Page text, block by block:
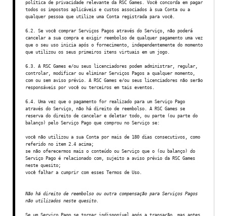
política de privacidade relevante da RSC Games. Você concorda em pagar
todos os impostos aplicáveis e custos associados à sua Conta ou a
qualquer pessoa que utilize uma Conta registrada para você.
6.2. Se você comprar Serviços Pagos através do Serviço, não poderá
cancelar a sua compra e exigir reembolso de qualquer pagamento uma vez
que o seu uso inicia após o fornecimento, independentemente do momento
que utilizou os seus primeiros itens virtuais em um jogo.
6.3. A RSC Games e/ou seus licenciadores podem administrar, regular,
controlar, modificar ou eliminar Serviços Pagos a qualquer momento,
com ou sem aviso prévio. A RSC Games e/ou seus licenciadores não serão
responsáveis por você ou terceiros em tais eventos.
6.4. Uma vez que o pagamento for realizado para um Serviço Pago
através do Serviço, não há direito de reembolso. A RSC Games se
reserva do direito de cancelar e deletar todo, ou parte (ou parte do
balanço) pelo Serviço Pago que comprou no Serviço se:
você não utilizou a sua Conta por mais de 180 dias consecutivos, como
referido no item 2.4 acima;
se não oferecermos mais o conteúdo ou Serviço que o (ou balanço) do
Serviço Pago é relacionado com, sujeito a aviso prévio da RSC Games
neste quesito;
você falhar a cumprir com esses Termos de Uso.
Não há direito de reembolso ou outra compensação para Serviços Pagos
não utilizados neste quesito.
Se um Serviço Pago se tornar indisponível após a transação, mas antes